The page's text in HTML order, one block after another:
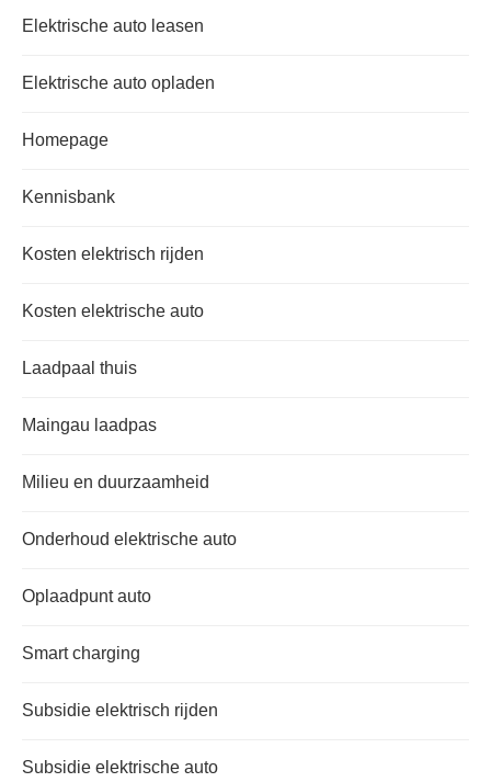
Elektrische auto leasen
Elektrische auto opladen
Homepage
Kennisbank
Kosten elektrisch rijden
Kosten elektrische auto
Laadpaal thuis
Maingau laadpas
Milieu en duurzaamheid
Onderhoud elektrische auto
Oplaadpunt auto
Smart charging
Subsidie elektrisch rijden
Subsidie elektrische auto